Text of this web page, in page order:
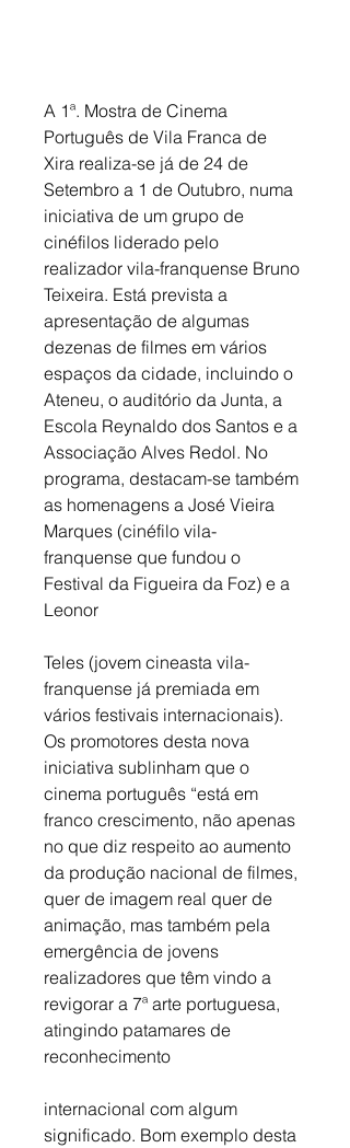
A 1ª. Mostra de Cinema
Português de Vila Franca de
Xira realiza-se já de 24 de
Setembro a 1 de Outubro, numa
iniciativa de um grupo de
cinéfilos liderado pelo
realizador vila-franquense Bruno
Teixeira. Está prevista a
apresentação de algumas
dezenas de filmes em vários
espaços da cidade, incluindo o
Ateneu, o auditório da Junta, a
Escola Reynaldo dos Santos e a
Associação Alves Redol. No
programa, destacam-se também
as homenagens a José Vieira
Marques (cinéfilo vila-
franquense que fundou o
Festival da Figueira da Foz) e a
Leonor
Teles (jovem cineasta vila-
franquense já premiada em
vários festivais internacionais).
Os promotores desta nova
iniciativa sublinham que o
cinema português “está em
franco crescimento, não apenas
no que diz respeito ao aumento
da produção nacional de filmes,
quer de imagem real quer de
animação, mas também pela
emergência de jovens
realizadores que têm vindo a
revigorar a 7ª arte portuguesa,
atingindo patamares de
reconhecimento
internacional com algum
significado. Bom exemplo desta